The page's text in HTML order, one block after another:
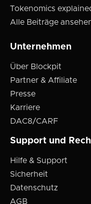
Tokenomics
Alle Beiträge
Unternehmen
Über Blockpit
Partner & Affiliate
Presse
Karriere
DAC8/CARF
Support und
Hilfe & Support
Sicherheit
Datenschutz
AGB